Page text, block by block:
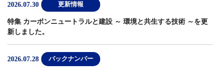
2026.07.30 更新情報
特集 カーボンニュートラルと建設 ～ 環境と共生する技術 ～ を更
新しました。
2026.07.28 バックナンバー